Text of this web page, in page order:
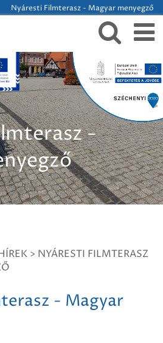
Nyáresti Filmterasz - Magyar menyegző
-
> NYÁRESTI FILMTERASZ
- Magyar